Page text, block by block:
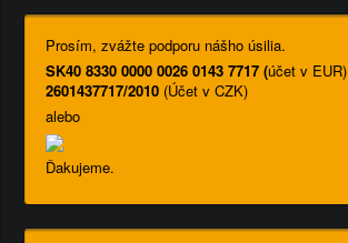
Prosím, zvážte podporu nášho úsilia.
SK40 8330 0000 0026 0143 7717 (účet v EUR)
2601437717/2010 (Účet v CZK)
alebo
Ďakujeme.